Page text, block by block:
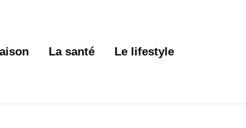
La santé Le lifestyle